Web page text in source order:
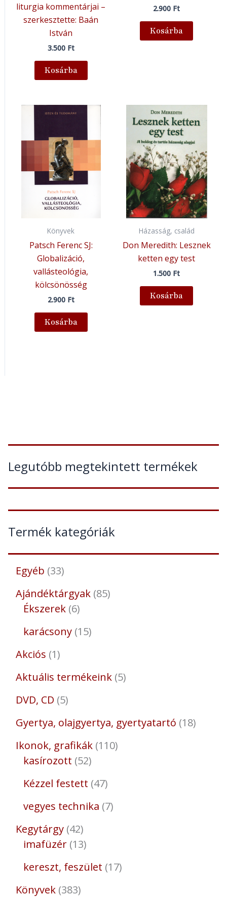
Legutóbb megtekintett termékek
Termék kategóriák
Egyéb 33
Ajándéktárgyak 85
Ékszerek 6
karácsony 15
Akciós 1
Aktuális termékeink 5
DVD, CD 5
Gyertya, olajgyertya, gyertyatartó 18
Ikonok, grafikák 110
kasírozott 52
Kézzel festett 47
vegyes technika 7
Kegytárgy 42
imafüzér 13
kereszt, feszület 17
Könyvek 383
liturgia kommentárjai –
szerkesztette: Baán
István
3.500 Ft
Kosárba
2.900 Ft
Kosárba
Könyvek
Patsch Ferenc SJ:
Globalizáció,
vallásteológia,
kölcsönösség
2.900 Ft
Kosárba
Házasság, család
Don Meredith: Lesznek
ketten egy test
1.500 Ft
Kosárba